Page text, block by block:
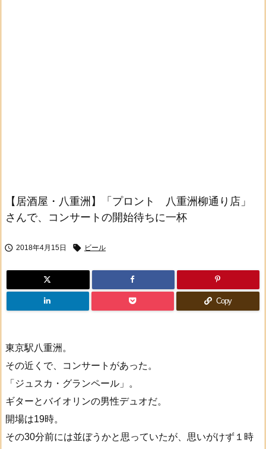
【居酒屋・八重洲】「プロント 八重洲柳通り店」
さんで、コンサートの開始待ちに一杯
 2018年4月15日  ビール
Copy
東京駅八重洲。
その近くで、コンサートがあった。
「ジュスカ・グランペール」。
ギターとバイオリンの男性デュオだ。
開場は19時。
その30分前には並ぼうかと思っていたが、思いがけず１時